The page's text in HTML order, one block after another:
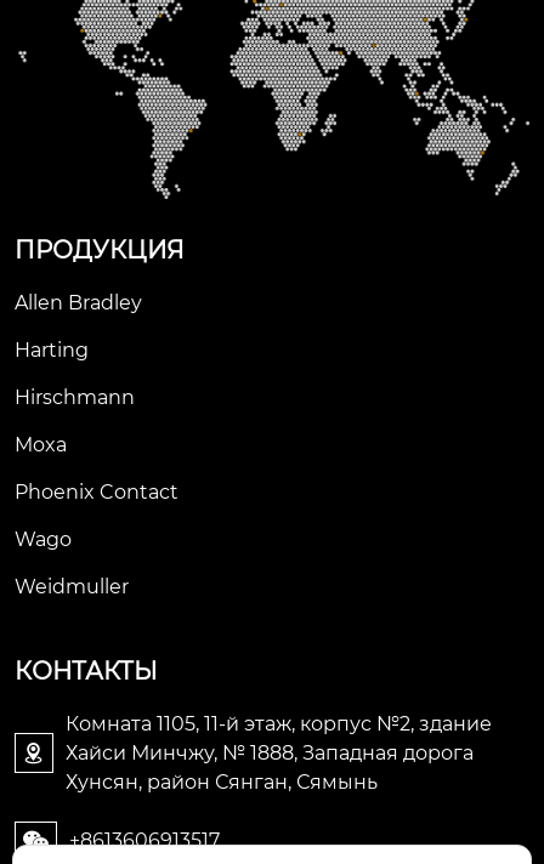
0 до 60 °c и требует
питания 12 или 48 в
постоянного тока. п
рочная конструкци
я оборудования гар
антирует, что ваше
ethernet-оборудова
ПРОДУКЦИЯ
Allen Bradley
Harting
Hirschmann
Moxa
Phoenix Contact
Wago
Weidmuller
КОНТАКТЫ

Комната 1105, 11-й этаж, корпус №2, здание
Хайси Минчжу, № 1888, Западная дорога
Хунсян, район Сянган, Сямынь
 +8613606913517